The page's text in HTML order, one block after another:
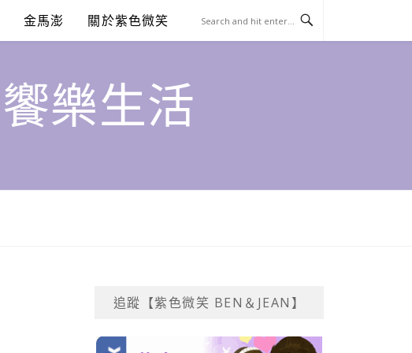
金馬澎 關於紫色微笑
樂生活
追蹤【紫色微笑 BEN＆JEAN】